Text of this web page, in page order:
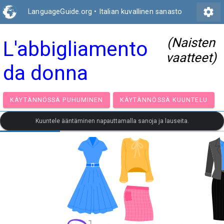
LanguageGuide.org • Italian kuvallinen sanasto settings
L'abbigliamento
da donna
(Naisten
vaatteet)
KÄYTÄNNÖSSÄ PUHUMINEN KÄYTÄNNÖSSÄ
Kuuntele ääntäminen napauttamalla sanoja ja lauseita.